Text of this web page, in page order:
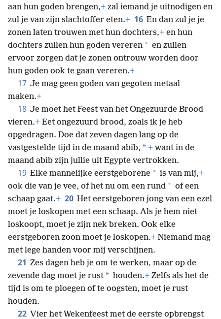
aan hun goden brengen,+ zal iemand je uitnodigen en
zul je van zijn slachtoffer eten.+ 16 En dan zul je je
zonen laten trouwen met hun dochters,+ en hun
dochters zullen hun goden vereren * en zullen
ervoor zorgen dat je zonen ontrouw worden door
hun goden ook te gaan vereren.+
17 Je mag geen goden van gegoten metaal
maken.+
18 Je moet het Feest van het Ongezuurde Brood
vieren.+ Eet ongezuurd brood, zoals ik je heb
opgedragen. Doe dat zeven dagen lang op de
vastgestelde tijd in de maand abib, * + want in de
maand abib zijn jullie uit Egypte vertrokken.
19 Elke mannelijke eerstgeborene * is van mij,+
ook die van je vee, of het nu om een rund * of een
schaap gaat.+ 20 Het eerstgeboren jong van een ezel
moet je loskopen met een schaap. Als je hem niet
loskoopt, moet je zijn nek breken. Ook elke
eerstgeboren zoon moet je loskopen.+ Niemand mag
met lege handen voor mij verschijnen.
21 Zes dagen heb je om te werken, maar op de
zevende dag moet je rust * houden.+ Zelfs als het de
tijd is om te ploegen of te oogsten, moet je rust
houden.
22 Vier het Wekenfeest met de eerste opbrengst